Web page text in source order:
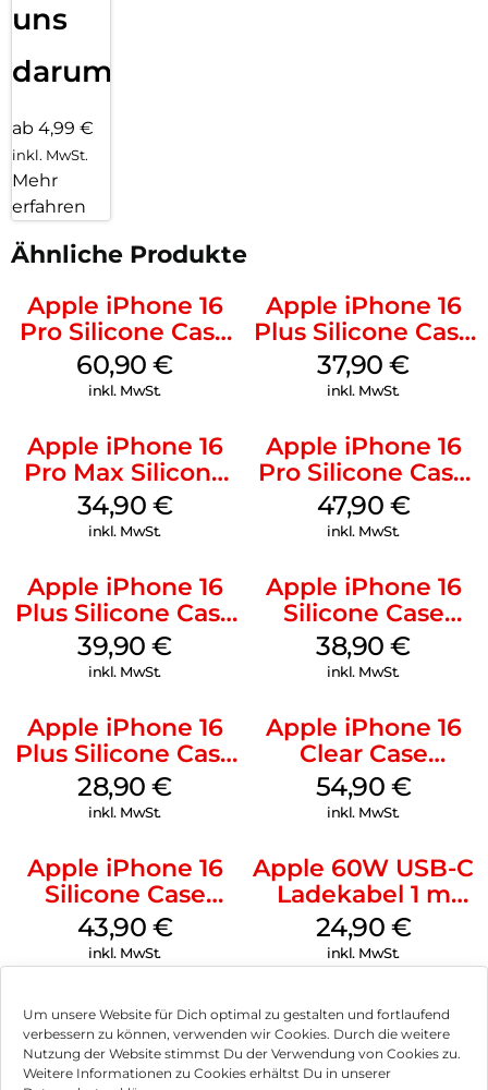
Um unsere Website für Dich optimal zu gestalten und fortlaufend
verbessern zu können, verwenden wir Cookies. Durch die weitere
Nutzung der Website stimmst Du der Verwendung von Cookies zu.
Weitere Informationen zu Cookies erhältst Du in unserer
uns
darum!
ab 4,99 €
inkl. MwSt.
Mehr
erfahren
Ähnliche Produkte
Apple iPhone 16
Pro Silicone Case
MagSafe Stone
Gray
60,90€
inkl. MwSt.
Apple iPhone 16
Plus Silicone Case
MagSafe Lake
Green
37,90€
inkl. MwSt.
Apple iPhone 16
Pro Max Silicone
Case MagSafe
Denim
34,90 €
inkl. MwSt.
Apple iPhone 16
Pro Silicone Case
MagSafe Denim
47,90 €
inkl. MwSt.
Apple iPhone 16
Plus Silicone Case
MagSafe Plum
39,90€
inkl. MwSt.
Apple iPhone 16
Silicone Case
MagSafe
Ultramarine
38,90€
inkl. MwSt.
Apple iPhone 16
Plus Silicone Case
MagSafe Black
28,90€
inkl. MwSt.
Apple iPhone 16
Clear Case
MagSafe
Transparent
54,90 €
inkl. MwSt.
Apple iPhone 16
Silicone Case
MagSafe Plum
43,90 €
inkl. MwSt.
Apple 60W USB-C
Ladekabel 1 m
Weiß
24,90 €
inkl. MwSt.
Impressum